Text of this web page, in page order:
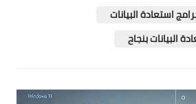
بلوجر
البيانات بنجاح